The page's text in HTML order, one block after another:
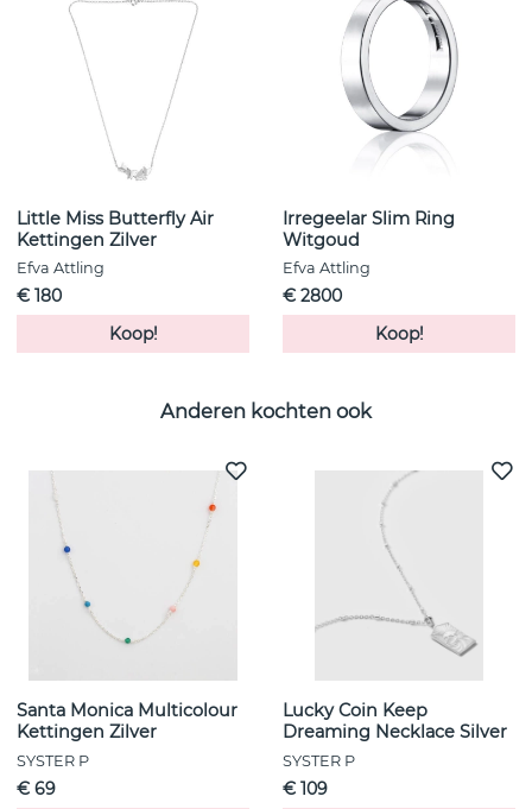
Little Miss Butterfly Air
Kettingen Zilver
Efva Attling
€ 180
Koop!
Irregeelar Slim Ring
Witgoud
Efva Attling
€ 2800
Koop!
Anderen kochten ook
Santa Monica Multicolour
Kettingen Zilver
SYSTER P
€ 69
Lucky Coin Keep
Dreaming Necklace Silver
SYSTER P
€ 109